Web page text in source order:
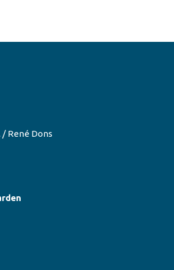
/ René Dons